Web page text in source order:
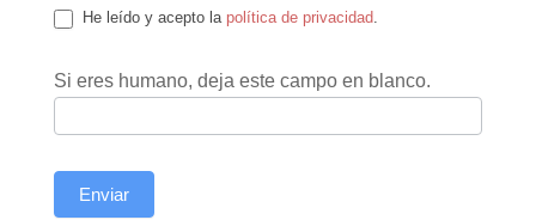
He leído y acepto la política de privacidad.
Si eres humano, deja este campo en blanco.
Enviar